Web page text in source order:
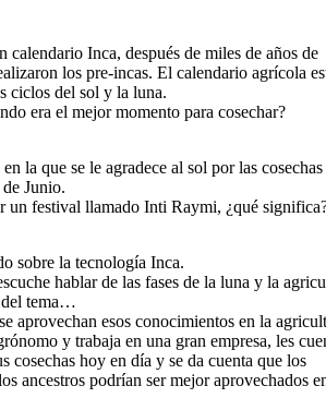
calendario Inca, después de miles de años de
los pre-incas. El calendario agrícola
ciclos del sol y la luna.
era el mejor momento para cosechar?
la que se le agradece al sol por las cosechas
Junio.
un festival llamado Inti Raymi, ¿qué
sobre la tecnología Inca.
hablar de las fases de la luna y la
del tema…
aprovechan esos conocimientos en la
y trabaja en una gran empresa, les
cosechas hoy en día y se da cuenta que los
ancestros podrían ser mejor aprovechados